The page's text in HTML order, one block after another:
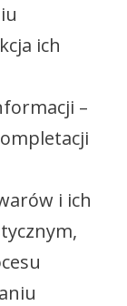
ich
–
i ich